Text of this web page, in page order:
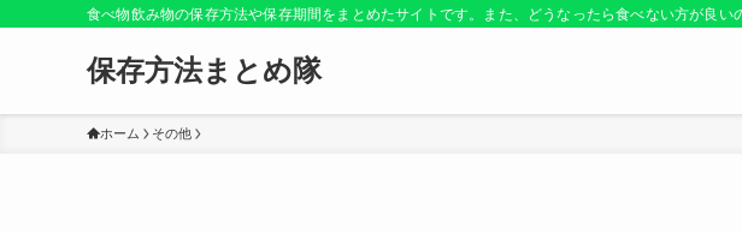
食べ物飲み物の保存方法や保存期間をまとめたサイトです。また、どうなったら食べない方が良い
保存方法まとめ隊
ホーム その他